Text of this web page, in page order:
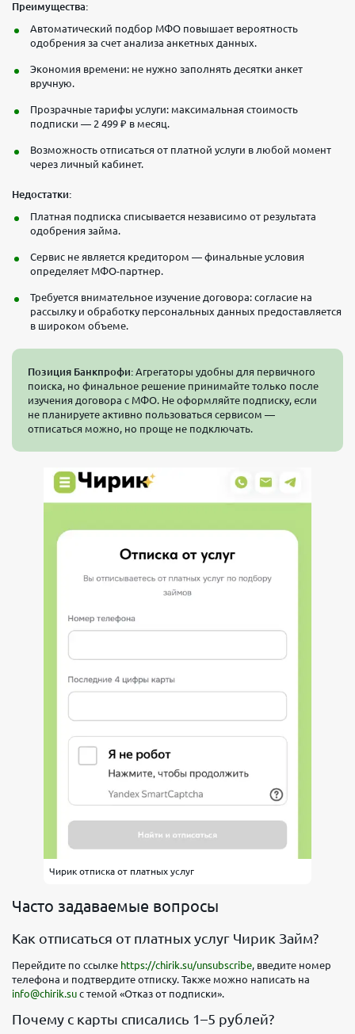
Преимущества:
Автоматический подбор МФО повышает вероятность
одобрения за счет анализа анкетных данных.
Экономия времени: не нужно заполнять десятки анкет
вручную.
Прозрачные тарифы услуги: максимальная стоимость
подписки — 2 499 ₽ в месяц.
Возможность отписаться от платной услуги в любой момент
через личный кабинет.
Недостатки:
Платная подписка списывается независимо от результата
одобрения займа.
Сервис не является кредитором — финальные условия
определяет МФО-партнер.
Требуется внимательное изучение договора: согласие на
рассылку и обработку персональных данных предоставляется
в широком объеме.
Позиция Банкпрофи: Агрегаторы удобны для первичного
поиска, но финальное решение принимайте только после
изучения договора с МФО. Не оформляйте подписку, если
не планируете активно пользоваться сервисом —
отписаться можно, но проще не подключать.
Чирик отписка от платных услуг
Часто задаваемые вопросы
Как отписаться от платных услуг Чирик Займ?
Перейдите по ссылке https://chirik.su/unsubscribe , введите номер
телефона и подтвердите отписку. Также можно написать на
info@chirik.su с темой «Отказ от подписки».
Почему с карты списались 1–5 рублей?